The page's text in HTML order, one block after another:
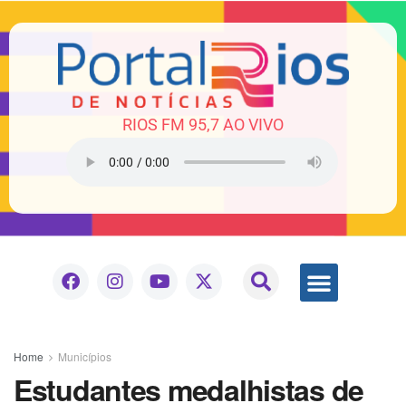
RIOS FM 95,7 AO VIVO
Home Municípios
Estudantes medalhistas de